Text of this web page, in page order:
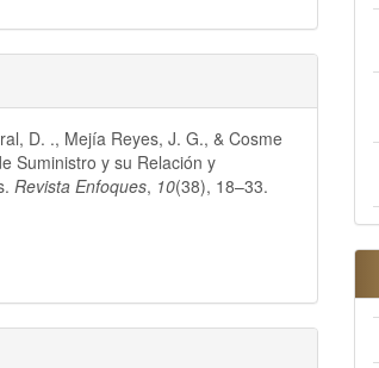
D. ., Mejía Reyes, J. G., & Cosme
Suministro y su Relación y
Revista Enfoques, 10(38), 18–33.